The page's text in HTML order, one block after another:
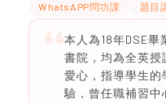
WhatsAPP問功課 題目
本人為18年DSE
書院，均為全英授
愛心，指導學生
驗，曾任職補習中